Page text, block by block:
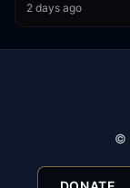
2 days ago
©